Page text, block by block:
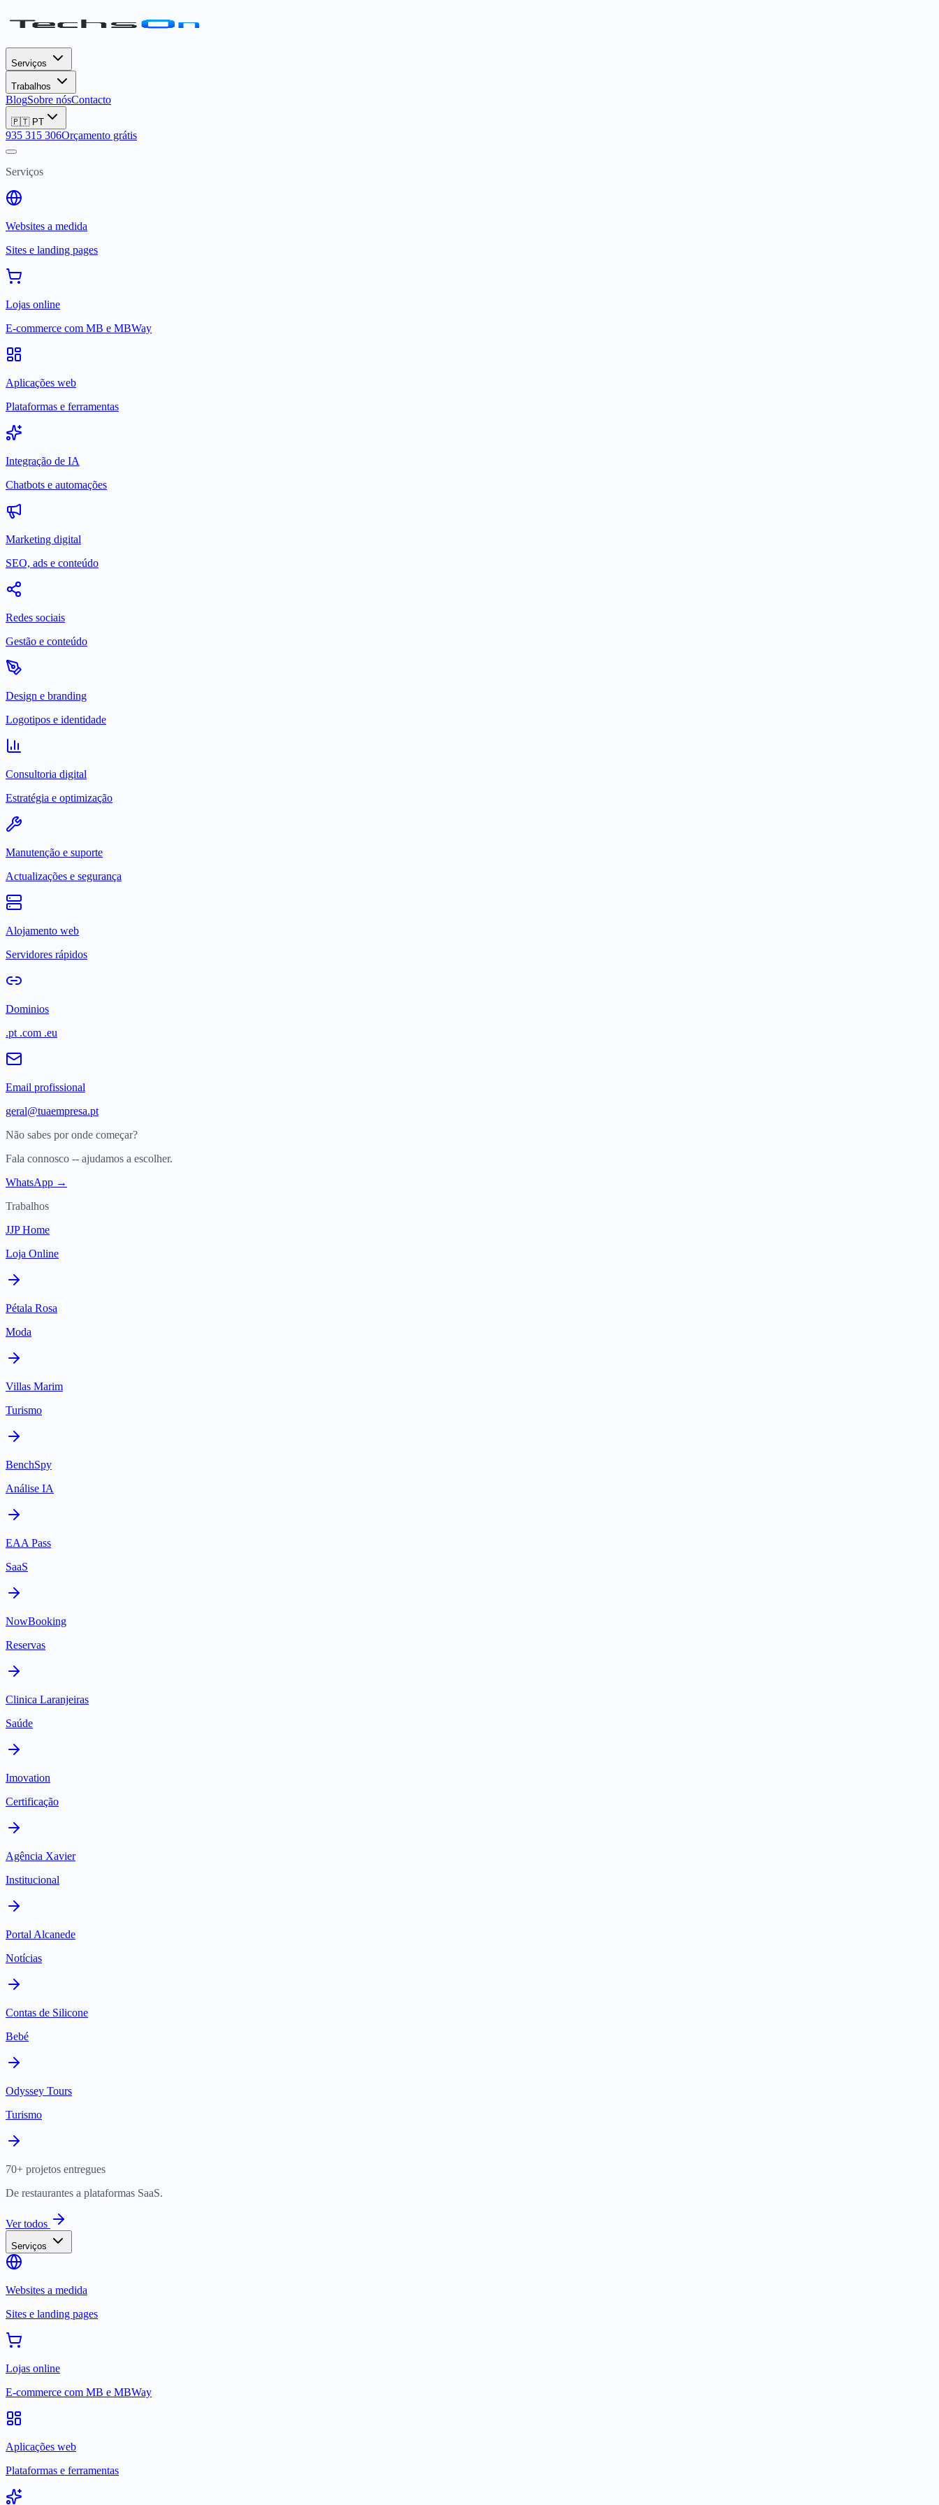
Serviços
Trabalhos
BlogSobre nósContacto
🇵🇹 PT
935 315 306Orçamento grátis
Serviços
Websites a medida
Sites e landing pages
Lojas online
E-commerce com MB e MBWay
Aplicações web
Plataformas e ferramentas
Integração de IA
Chatbots e automações
Marketing digital
SEO, ads e conteúdo
Redes sociais
Gestão e conteúdo
Design e branding
Logotipos e identidade
Consultoria digital
Estratégia e optimização
Manutenção e suporte
Actualizações e segurança
Alojamento web
Servidores rápidos
Dominios
.pt .com .eu
Email profissional
geral@tuaempresa.pt
Não sabes por onde começar?
Fala connosco -- ajudamos a escolher.
WhatsApp →
Trabalhos
JJP Home
Loja Online
Pétala Rosa
Moda
Villas Marim
Turismo
BenchSpy
Análise IA
EAA Pass
SaaS
NowBooking
Reservas
Clinica Laranjeiras
Saúde
Imovation
Certificação
Agência Xavier
Institucional
Portal Alcanede
Notícias
Contas de Silicone
Bebé
Odyssey Tours
Turismo
70+ projetos entregues
De restaurantes a plataformas SaaS.
Ver todos
Serviços
Websites a medida
Sites e landing pages
Lojas online
E-commerce com MB e MBWay
Aplicações web
Plataformas e ferramentas